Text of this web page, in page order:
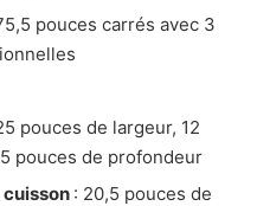
pouces carrés avec 3
pouces de largeur, 12
pouces de profondeur
cuisson : 20,5 pouces de